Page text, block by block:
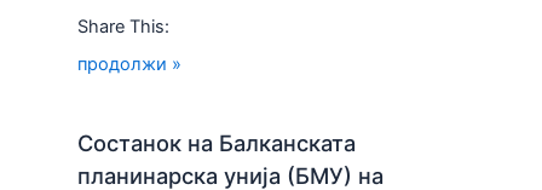
Share This:
продолжи »
Состанок на Балканската
планинарска унија (БМУ) на